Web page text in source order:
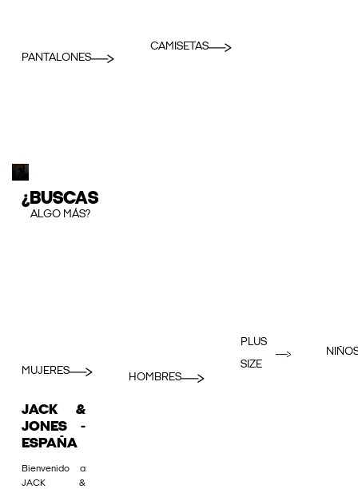
PANTALONES
CAMISETAS
¿BUSCAS
ALGO MÁS?
MUJERES
HOMBRES
PLUS
SIZE
JACK &
JONES -
ESPAÑA
Bienvenido a
JACK &